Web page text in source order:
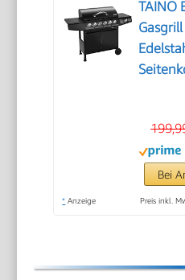
TAINO
Bei
* Anzeige Preis inkl.